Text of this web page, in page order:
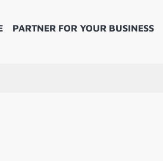
PARTNER FOR YOUR BUSINESS